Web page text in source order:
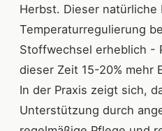
Herbst. Dieser natürliche
Temperaturregulierung
Stoffwechsel erheblich -
dieser Zeit 15-20% mehr
In der Praxis zeigt sich,
Unterstützung durch